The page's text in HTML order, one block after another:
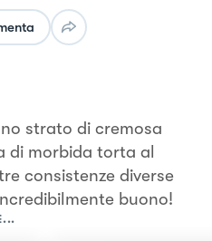
strato di cremosa
di morbida torta al
consistenze diverse
buono!